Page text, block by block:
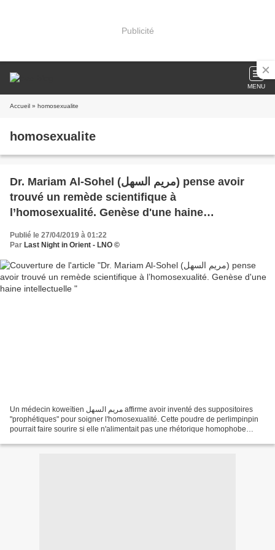
Publicité
MENU
Accueil » homosexualite
homosexualite
Dr. Mariam Al-Sohel (مريم السهل) pense avoir
trouvé un remède scientifique à
l’homosexualité. Genèse d'une haine
intellectuelle
Publié le 27/04/2019 à 01:22
Par Last Night in Orient - LNO ©
Un médecin koweïtien مريم السهل affirme avoir inventé des suppositoires
"prophétiques" pour soigner l'homosexualité. Cette poudre de perlimpinpin
pourrait faire sourire si elle n'alimentait pas une rhétorique homophobe